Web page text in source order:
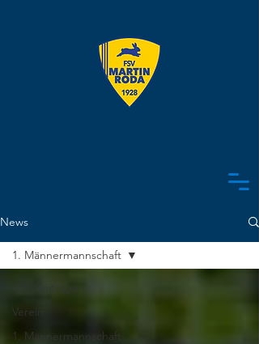
News
Alle Beiträge
Verein
1. Männermannschaft
1. Männermannschaft